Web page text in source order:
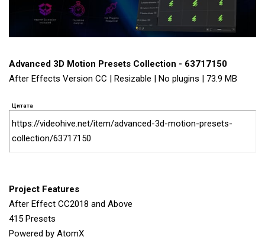
Advanced 3D Motion Presets Collection - 63717150
After Effects Version CC | Resizable | No plugins | 73.9 MB
Цитата
https://videohive.net/item/advanced-3d-motion-presets-
collection/63717150
Project Features
After Effect CC2018 and Above
415 Presets
Powered by AtomX